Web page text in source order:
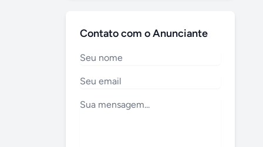
Contato com o Anunciante